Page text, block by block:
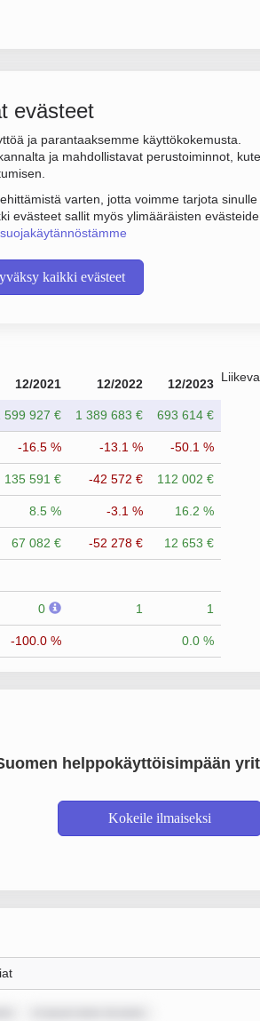
evästeet
ja parantaaksemme käyttökokemusta.
ja mahdollistavat perustoiminnot,
varten, jotta voimme tarjota sinulle
evästeet sallit myös ylimääräisten
kaikki evästeet
Sen päätoimiala on
12/2021 12/2022 12/2023
599 927 € 1 389 683 € 693 614 €
-16.5 % -13.1 % -50.1 %
135 591 € -42 572 € 112 002 €
8.5 % -3.1 % 16.2 %
67 082 € -52 278 € 12 653 €
0 1 1
-100.0 % 0.0 %
helppokäyttöisimpään
Kokeile ilmaiseksi